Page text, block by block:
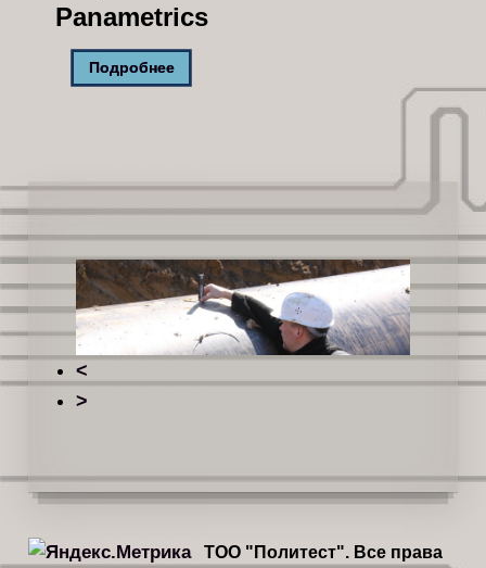
Panametrics
Подробнее
<
>
ТОО "Политест". Все права